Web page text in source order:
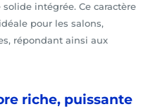
intégrée. Ce caractère
pour les salons,
répondant ainsi aux
riche, puissante